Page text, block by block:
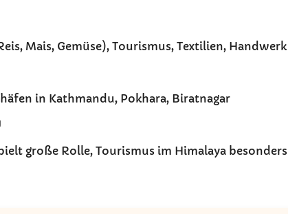
Mais, Gemüse), Tourismus, Textilien, Handwerk
in Kathmandu, Pokhara, Biratnagar
große Rolle, Tourismus im Himalaya besonders